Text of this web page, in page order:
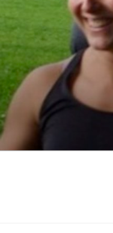
au
contenu
principal